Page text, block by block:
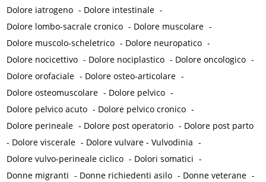
Dolore iatrogeno - Dolore intestinale -
Dolore lombo-sacrale cronico - Dolore muscolare -
Dolore muscolo-scheletrico - Dolore neuropatico -
Dolore nocicettivo - Dolore nociplastico - Dolore oncologico -
Dolore orofaciale - Dolore osteo-articolare -
Dolore osteomuscolare - Dolore pelvico -
Dolore pelvico acuto - Dolore pelvico cronico -
Dolore perineale - Dolore post operatorio - Dolore post parto
- Dolore viscerale - Dolore vulvare - Vulvodinia -
Dolore vulvo-perineale ciclico - Dolori somatici -
Donne migranti - Donne richiedenti asilo - Donne veterane -